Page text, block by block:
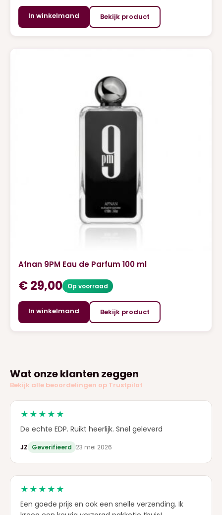
In winkelmand Bekijk product
Afnan 9PM Eau de Parfum 100 ml
€29,00 Op voorraad
In winkelmand Bekijk product
Wat onze klanten zeggen
Bekijk alle beoordelingen op Trustpilot
★★★★★
De echte EDP. Ruikt heerlijk. Snel geleverd
JZ Geverifieerd 23 mei 2026
★★★★★
Een goede prijs en ook een snelle verzending. Ik